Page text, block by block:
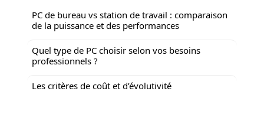
PC de bureau vs station de travail : comparaison
de la puissance et des performances
Quel type de PC choisir selon vos besoins
professionnels ?
Les critères de coût et d’évolutivité